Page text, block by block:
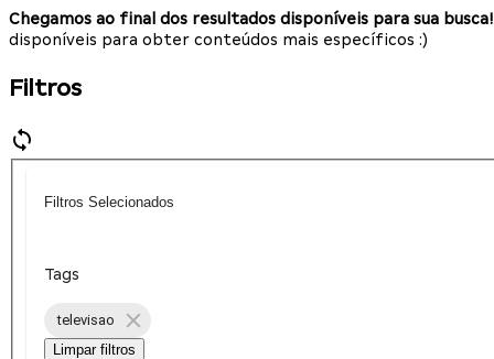
Chegamos ao final dos resultados disponíveis para sua busca!
disponíveis para obter conteúdos mais específicos :)
Filtros
Filtros Selecionados
Tags
televisao
Limpar filtros